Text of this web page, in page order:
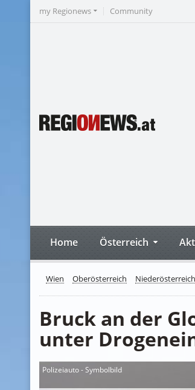
my Regionews Community
Home Österreich
Wien Oberösterreich Niederösterreich
Bruck an der
unter
Polizeiauto - Symbolbild